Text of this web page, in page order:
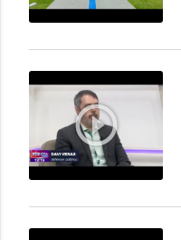
play_circle_outline